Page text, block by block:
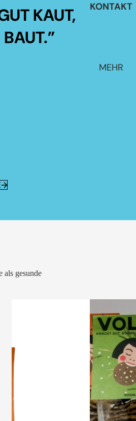
KONTAKT
MEHR
KAUT,
gesunde